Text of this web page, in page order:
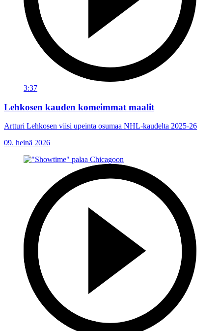
3:37
Lehkosen kauden komeimmat maalit
Artturi Lehkosen viisi upeinta osumaa NHL-kaudelta 2025-26
09. heinä 2026